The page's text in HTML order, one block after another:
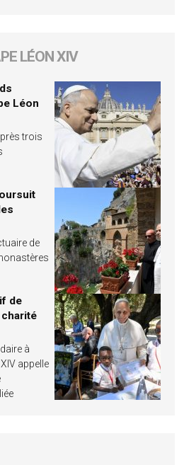
LÉON XIV
Léon
trois
de
de
à
appelle